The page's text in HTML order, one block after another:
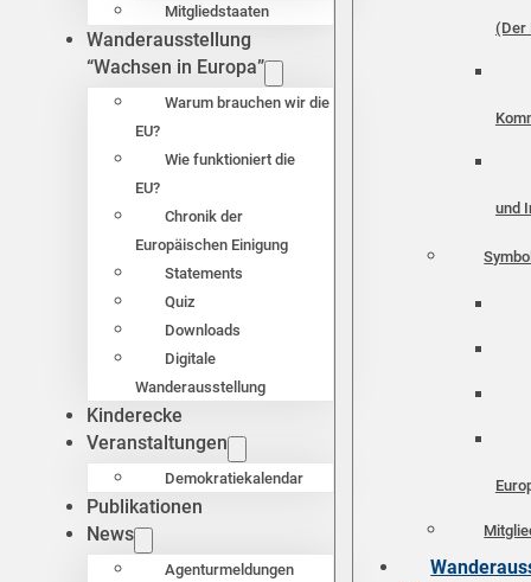
Mitgliedstaaten
Wanderausstellung
“Wachsen in Europa”
Warum brauchen wir die
EU?
Wie funktioniert die
EU?
Chronik der
Europäischen Einigung
Statements
Quiz
Downloads
Digitale
Wanderausstellung
Kinderecke
Veranstaltungen
Demokratiekalendar
Publikationen
News
Agenturmeldungen
(Der
und